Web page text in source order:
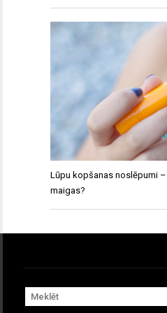
Lūpu kopšanas noslēpumi
maigas?